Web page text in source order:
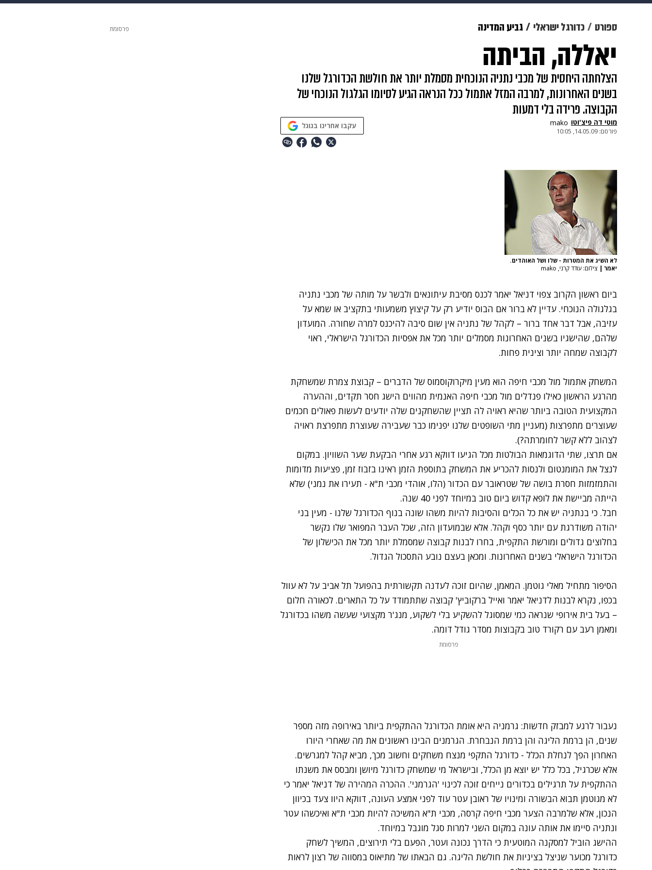
מוזיקה תרבות צבא וביטחון
דיגיטל גאווה
ספורט כדורגל ישראלי גביע המדינה
יאללה, הביתה
הצלחתה היחסית של מכבי נתניה הנוכחית מסמלת יותר את חולשת הכדורגל שלנו
בשנים האחרונות, למרבה המזל אתמול ככל הנראה הגיע לסיומו הגלגול הנוכחי של
הקבוצה. פרידה בלי דמעות
מוטי דה פיצ'וטו mako
פורסם: 14.05.09, 10:05
עקבו אחרינו בגוגל
לא השיג את המטרות - שלו ושל האוהדים.
יאמר | צילום: עודד קרני, mako
ביום ראשון הקרוב צפוי דניאל יאמר לכנס מסיבת עיתונאים ולבשר על מותה של מכבי נתניה
בגלגולה הנוכחי. עדיין לא ברור אם הבוס יודיע רק על קיצוץ משמעותי בתקציב או שמא על
עזיבה, אבל דבר אחד ברור – לקהל של נתניה אין שום סיבה להיכנס למרה שחורה. המועדון
שלהם, שהישגיו בשנים האחרונות מסמלים יותר מכל את אפסיות הכדורגל הישראלי, ראוי
לקבוצה שמחה יותר וצינית פחות.
המשחק אתמול מול מכבי חיפה הוא מעין מיקרוקוסמוס של הדברים – קבוצת צמרת שמשחקת
מהרגע הראשון כאילו פנדלים מול מכבי חיפה האנמית מהווים הישג חסר תקדים, וההערה
המקצועית הטובה ביותר שהיא ראויה לה תציין שהשחקנים שלה יודעים לעשות פאולים חכמים
שעוצרים מתפרצות (מעניין מתי השופטים שלנו יפנימו כבר שעבירה שעוצרת מתפרצת ראויה
לצהוב ללא קשר לחומרתה?).
אם תרצו, שתי הדוגמאות הבולטות מכל הגיעו דווקא רגע אחרי הבקעת שער השוויון. במקום
לנצל את המומנטום ולנסות להכריע את המשחק בתוספת הזמן ראינו בזבוז זמן, פציעות מדומות
והתמזמזות חסרת בושה של שטראובר עם הכדור (הלו, אוהדי מכבי ת"א - תעירו את נמני) שלא
הייתה מביישת את לופא קדוש ביום טוב במיוחד לפני 40 שנה.
חבל. כי בנתניה יש את כל הכלים והסיבות להיות משהו שונה בנוף הכדורגל שלנו - מעין בני
יהודה משודרגת עם יותר כסף וקהל. אלא שבמועדון הזה, שכל העבר המפואר שלו נקשר
בחלוצים גדולים ומורשת התקפית, בחרו לבנות קבוצה שמסמלת יותר מכל את הכישלון של
הכדורגל הישראלי בשנים האחרונות. ומכאן בעצם נובע התסכול הגדול.
הסיפור מתחיל מאלי גוטמן. המאמן, שהיום זוכה לעדנה תקשורתית בהפועל תל אביב על לא עוול
בכפו, נקרא לבנות לדניאל יאמר ואייל ברקוביץ' קבוצה שתתמודד על כל התארים. לכאורה חלום
– בעל בית אירופי שנראה כמי שמסוגל להשקיע בלי לשקוע, מנג'ר מקצועי שעשה משהו בכדורגל
ומאמן רעב עם רקורד טוב בקבוצות מסדר גודל דומה.
פרסומת
נעבור לרגע למבזק חדשות: גרמניה היא אומת הכדורגל ההתקפית ביותר באירופה מזה מספר
שנים, הן ברמת הליגה והן ברמת הנבחרת. הגרמנים הבינו ראשונים את מה שאחרי היורו
האחרון הפך לנחלת הכלל - כדורגל התקפי מנצח משחקים וחשוב מכך, מביא קהל למגרשים.
אלא שכרגיל, בכל כלל יש יוצא מן הכלל, ובישראל מי שמשחק כדורגל מיושן ומבסס את משנתו
ההתקפית על תרגילים בכדורים נייחים זוכה לכינוי 'הגרמני'. ההכרה המהירה של דניאל יאמר כי
לא מגוטמן תבוא הבשורה ומינויו של ראובן עטר עוד לפני אמצע העונה, דווקא היוו צעד בכיוון
הנכון, אלא שלמרבה הצער מכבי חיפה קרסה, מכבי ת"א המשיכה להיות מכבי ת"א ואיכשהו עטר
ונתניה סיימו את אותה עונה במקום השני למרות סגל מוגבל במיוחד.
ההישג הוביל למסקנה המוטעית כי הדרך נכונה ועטר, הפעם בלי תירוצים, המשיך לשחק
כדורגל מכוער שניצל בציניות את חולשת הליגה. גם הבאתו של מתיאוס במסווה של רצון לראות
פרסומת